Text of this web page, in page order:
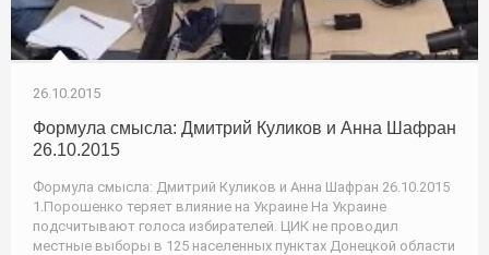
26.10.2015
Формула смысла: Дмитрий Куликов и Анна Шафран
26.10.2015
Формула смысла: Дмитрий Куликов и Анна Шафран 26.10.2015
1.Порошенко теряет влияние на Украине На Украине
подсчитывают голоса избирателей. ЦИК не проводил
местные выборы в 125 населенных пунктах Донецкой области